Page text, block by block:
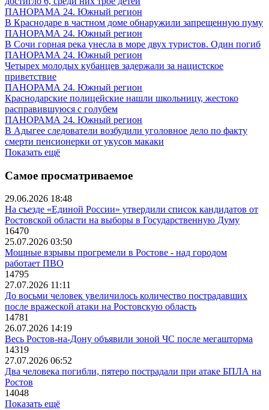
ПАНОРАМА 24. Южный регион
В Краснодаре в частном доме обнаружили запрещенную пуму
ПАНОРАМА 24. Южный регион
В Сочи горная река унесла в море двух туристов. Один погиб
ПАНОРАМА 24. Южный регион
Четырех молодых кубанцев задержали за нацистское
приветствие
ПАНОРАМА 24. Южный регион
Краснодарские полицейские нашли школьницу, жестоко
расправившуюся с голубем
ПАНОРАМА 24. Южный регион
В Адыгее следователи возбудили уголовное дело по факту
смерти пенсионерки от укусов макаки
Показать ещё
Самое просматриваемое
29.06.2026 18:48
На съезде «Единой России» утвердили список кандидатов от
Ростовской области на выборы в Государственную Думу
16470
25.07.2026 03:50
Мощные взрывы прогремели в Ростове - над городом
работает ПВО
14795
27.07.2026 11:11
До восьми человек увеличилось количество пострадавших
после вражеской атаки на Ростовскую область
14781
26.07.2026 14:19
Весь Ростов-на-Дону объявили зоной ЧС после мегашторма
14319
27.07.2026 06:52
Два человека погибли, пятеро пострадали при атаке БПЛА на
Ростов
14048
Показать ещё